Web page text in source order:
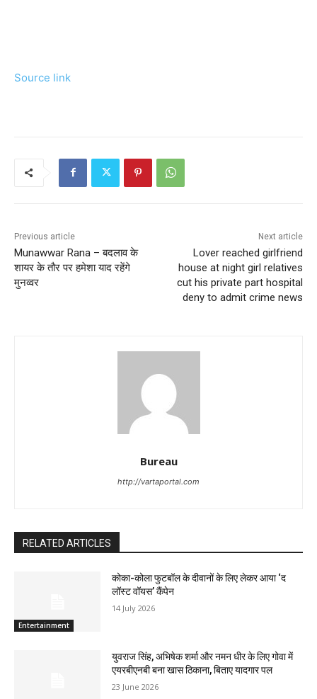
Source link
Previous article
Munawwar Rana – बदलाव के
शायर के तौर पर हमेशा याद रहेंगे
मुनव्वर
Next article
Lover reached girlfriend
house at night girl relatives
cut his private part hospital
deny to admit crime news
Bureau
http://vartaportal.com
RELATED ARTICLES
Entertainment
कोका-कोला फुटबॉल के दीवानों के लिए लेकर आया ‘द
लॉस्‍ट वॉयस’ कैंपेन
14 July 2026
युवराज सिंह, अभिषेक शर्मा और नमन धीर के लिए गोवा में
एयरबीएनबी बना खास ठिकाना, बिताए यादगार पल
23 June 2026